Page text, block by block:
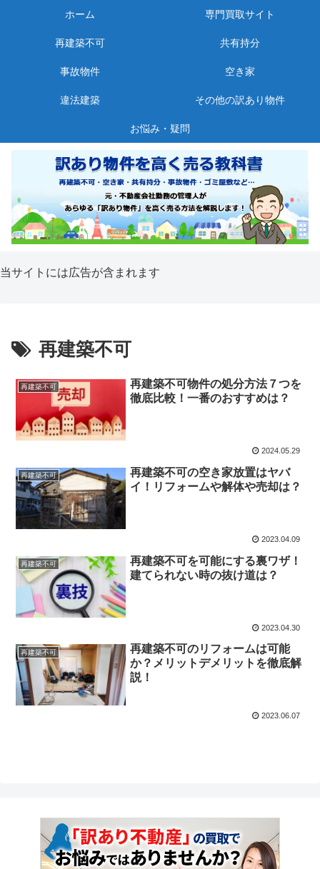
ホーム 専門買取サイト
再建築不可 共有持分
事故物件 空き家
違法建築 その他の訳あり物件
お悩み・疑問
当サイトには広告が含まれます
再建築不可
再建築不可
再建築不可物件の処分方法７つを
徹底比較！一番のおすすめは？
2024.05.29
再建築不可
再建築不可の空き家放置はヤバ
イ！リフォームや解体や売却は？
2023.04.09
再建築不可
再建築不可を可能にする裏ワザ！
建てられない時の抜け道は？
2023.04.30
再建築不可
再建築不可のリフォームは可能
か？メリットデメリットを徹底解
説！
2023.06.07